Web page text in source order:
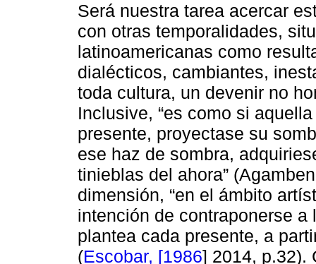
Será nuestra tarea acercar
con otras temporalidades,
latinoamericanas como
dialécticos, cambiantes,
toda cultura, un devenir no
Inclusive, “es como si
presente, proyectase su
ese haz de sombra,
tinieblas del ahora”
dimensión, “en el ámbito
intención de contraponerse
plantea cada presente, a
(Escobar, [1986] 2014, p.32).